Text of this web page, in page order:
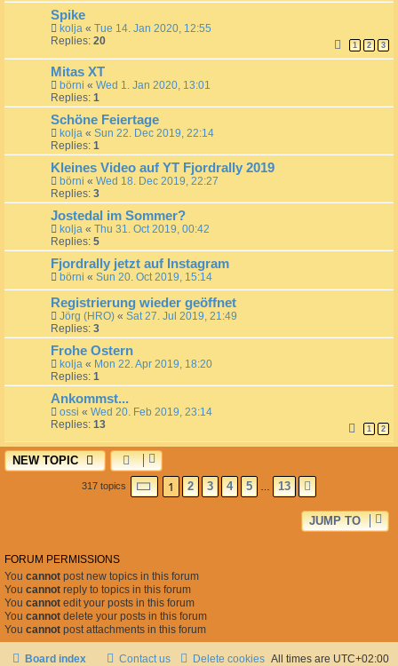
Spike
kolja « Tue 14. Jan 2020, 12:55
Replies: 20 1 2 3
Mitas XT
börni « Wed 1. Jan 2020, 13:01
Replies: 1
Schöne Feiertage
kolja « Sun 22. Dec 2019, 22:14
Replies: 1
Kleines Video auf YT Fjordrally 2019
börni « Wed 18. Dec 2019, 22:27
Replies: 3
Jostedal im Sommer?
kolja « Thu 31. Oct 2019, 00:42
Replies: 5
Fjordrally jetzt auf Instagram
börni « Sun 20. Oct 2019, 15:14
Registrierung wieder geöffnet
Jörg (HRO) « Sat 27. Jul 2019, 21:49
Replies: 3
Frohe Ostern
kolja « Mon 22. Apr 2019, 18:20
Replies: 1
Ankommst...
ossi « Wed 20. Feb 2019, 23:14
Replies: 13 1 2
NEW TOPIC
317 topics PAGE1OF 13
1 2 3 4 5 13
JUMP TO
FORUM PERMISSIONS
You cannot post new topics in this forum
You cannot reply to topics in this forum
You cannot edit your posts in this forum
You cannot delete your posts in this forum
You cannot post attachments in this forum
Board index All times are UTC+02:00
Delete cookies
Contact us